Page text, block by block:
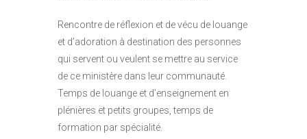
Rencontre de réflexion et de vécu de louange
et d’adoration à destination des personnes
qui servent ou veulent se mettre au service
de ce ministère dans leur communauté.
Temps de louange et d’enseignement en
plénières et petits groupes, temps de
formation par spécialité.